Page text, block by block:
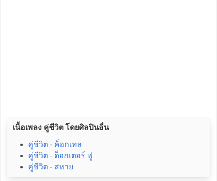
เนื้อเพลง คู่ชีวิต โดยศิลปินอื่น
คู่ชีวิต - ค็อกเทล
คู่ชีวิต - ด็อกเตอร์ ฟู
คู่ชีวิต - สหาย